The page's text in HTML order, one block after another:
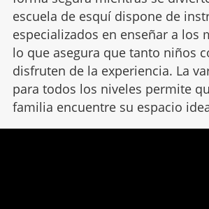
escuela de esquí dispone de
especializados en enseñar a los
lo que asegura que tanto niños
disfruten de la experiencia. La
para todos los niveles permite
familia encuentre su espacio